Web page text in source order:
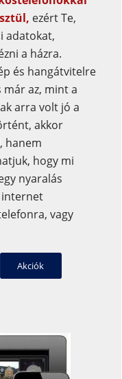
ezért Te,
adatokat,
a házra.
és hangátvitelre
már az, mint a
arra volt jó a
akkor
hanem
hogy mi
nyaralás
internet
vagy
Akciók